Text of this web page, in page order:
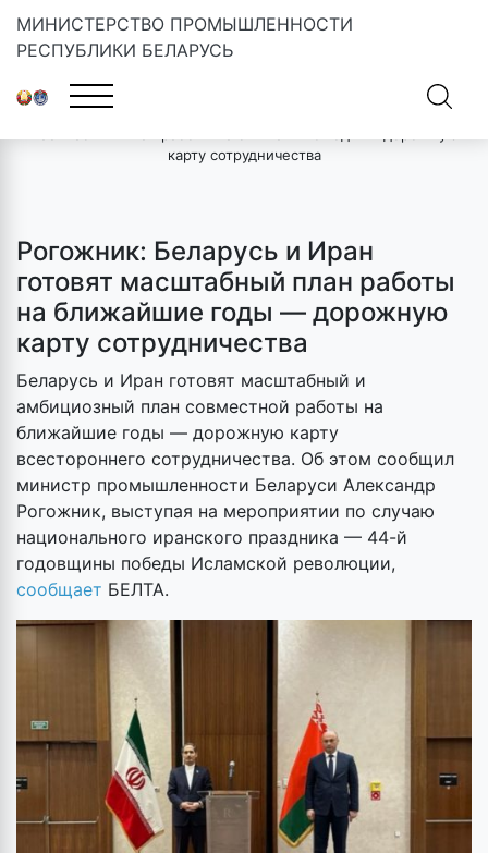
МИНИСТЕРСТВО ПРОМЫШЛЕННОСТИ
РЕСПУБЛИКИ БЕЛАРУСЬ
Главная»
карту сотрудничества
Рогожник: Беларусь и Иран
готовят масштабный план работы
на ближайшие годы — дорожную
карту сотрудничества
Беларусь и Иран готовят масштабный и
амбициозный план совместной работы на
ближайшие годы — дорожную карту
всестороннего сотрудничества. Об этом сообщил
министр промышленности Беларуси Александр
Рогожник, выступая на мероприятии по случаю
национального иранского праздника — 44-й
годовщины победы Исламской революции,
сообщает БЕЛТА.